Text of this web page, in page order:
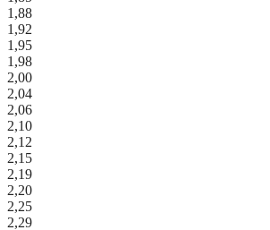
1,88
1,92
1,95
1,98
2,00
2,04
2,06
2,10
2,12
2,15
2,19
2,20
2,25
2,29